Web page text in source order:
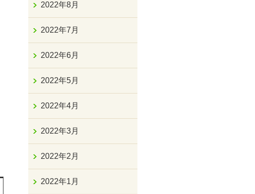
2022年8月
2022年7月
2022年6月
2022年5月
2022年4月
2022年3月
2022年2月
2022年1月